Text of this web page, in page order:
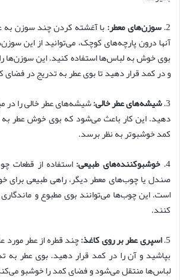
2. سوزن‌های معطر: با آغشته کردن چند سوزن به
آنها درون پارچه‌های کوچک، می‌توانید از این
بوی خوش به لباس‌ها استفاده کنید. این سوزن‌ها
و در کمد قرار دهید تا بوی عطر به تدریج در
3. شیشه‌های عطر خالی:شیشه‌های عطر خالی را در
دهید. این کار باعث می‌شود که بوی خوش عطر
کمد خوشبوتر به نظر برسد.
4. خوشبوکننده‌های طبیعی: استفاده از قطعات
صندل یا چوب‌های معطر دیگر، راهی طبیعی برای
است. این چوب‌ها می‌توانند بوی مطبوع و
کنند.
5. اسپری عطر بر روی کاغذ:چند قطره از عطر مورد
بپاشید و آن را در کمد قرار دهید. بوی عطر به
لباس‌ها منتقل می‌شود و فضای کمد را خوشبو